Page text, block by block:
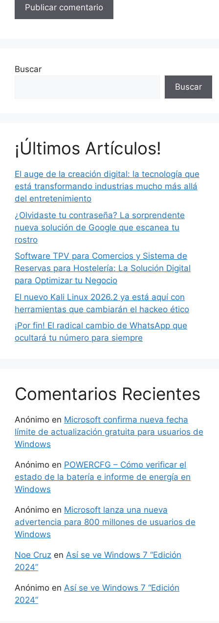
Buscar
Buscar
¡Últimos Artículos!
El auge de la creación digital: la tecnología que
está transformando industrias mucho más allá
del entretenimiento
¿Olvidaste tu contraseña? La sorprendente
nueva solución de Google que escanea tu
rostro
Software TPV para Comercios y Sistema de
Reservas para Hostelería: La Solución Digital
para Optimizar tu Negocio
El nuevo Kali Linux 2026.2 ya está aquí con
herramientas que cambiarán el hackeo ético
¡Por fin! El radical cambio de WhatsApp que
ocultará tu número para siempre
Comentarios Recientes
Anónimo en Microsoft confirma nueva fecha
límite de actualización gratuita para usuarios de
Windows
Anónimo en POWERCFG – Cómo verificar el
estado de la batería e informe de energía en
Windows
Anónimo en Microsoft lanza una nueva
advertencia para 800 millones de usuarios de
Windows
Noe Cruz en Así se ve Windows 7 “Edición
2024”
Anónimo en Así se ve Windows 7 “Edición
2024”